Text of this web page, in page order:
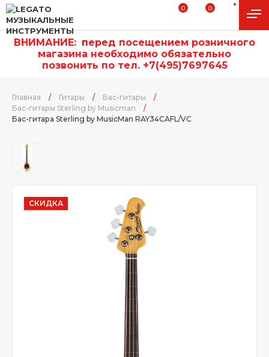
0 0
ВНИМАНИЕ: перед посещением розничного
магазина необходимо обязательно
позвонить по тел. +7(495)7697645
Главная / Гитары / Бас-гитары
/
Бас-гитары Sterling by Musicman
/
Бас-гитара Sterling by MusicMan RAY34CAFL/VC
СКИДКА